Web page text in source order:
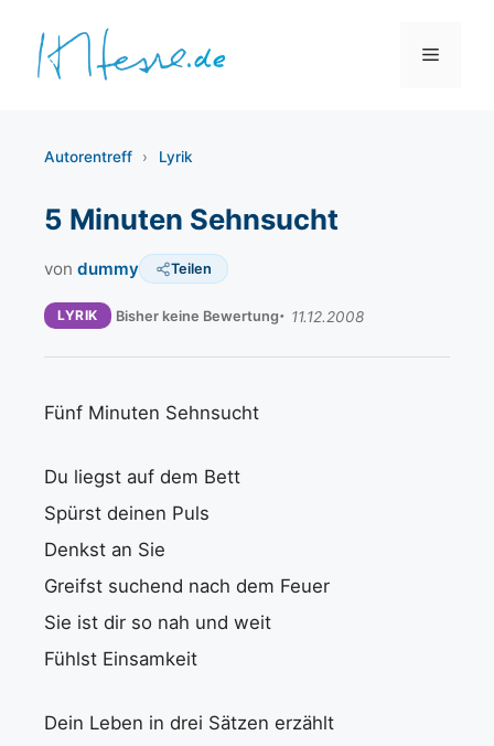
Inhalt
springen
Menü
Autorentreff › Lyrik
5 Minuten Sehnsucht
von dummy Teilen
LYRIK Bisher keine Bewertung 11.12.2008
Fünf Minuten Sehnsucht
Du liegst auf dem Bett
Spürst deinen Puls
Denkst an Sie
Greifst suchend nach dem Feuer
Sie ist dir so nah und weit
Fühlst Einsamkeit
Dein Leben in drei Sätzen erzählt